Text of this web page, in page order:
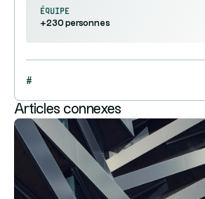
équipe
+230 personnes
#
Articles connexes